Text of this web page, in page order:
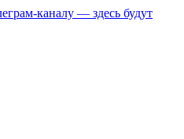
каналу — здесь будут